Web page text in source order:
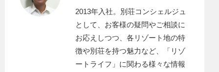
2013年入社。別荘コンシェルジュ
として、お客様の疑問やご相談に
お応えしつつ、各リゾート地の特
徴や別荘を持つ魅力など、「リゾ
ートライフ」に関わる様々な情報